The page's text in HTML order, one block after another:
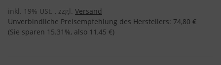
inkl. 19% USt. , zzgl. Versand
Unverbindliche Preisempfehlung des Herstellers: 74,80 €
(Sie sparen 15.31%, also 11,45 €)